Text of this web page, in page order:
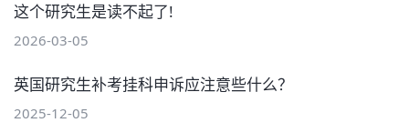
这个研究生是读不起了!
2026-03-05
英国研究生补考挂科申诉应注意些什么？
2025-12-05